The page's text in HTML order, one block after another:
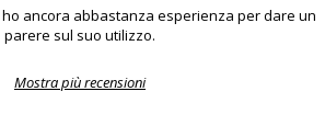
ancora abbastanza esperienza per dare un
parere sul suo utilizzo.
Mostra più recensioni